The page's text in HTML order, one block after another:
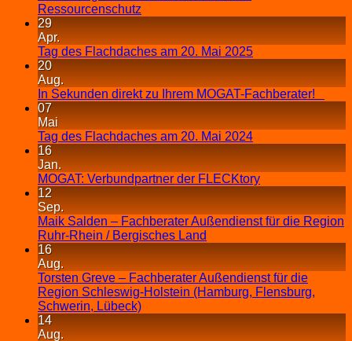
Ressourcenschutz
29
Apr.
Tag des Flachdaches am 20. Mai 2025
20
Aug.
In Sekunden direkt zu Ihrem MOGAT-Fachberater!
07
Mai
Tag des Flachdaches am 20. Mai 2024
16
Jan.
MOGAT: Verbundpartner der FLECKtory
12
Sep.
Maik Salden – Fachberater Außendienst für die Region
Ruhr-Rhein / Bergisches Land
16
Aug.
Torsten Greve – Fachberater Außendienst für die
Region Schleswig-Holstein (Hamburg, Flensburg,
Schwerin, Lübeck)
14
Aug.